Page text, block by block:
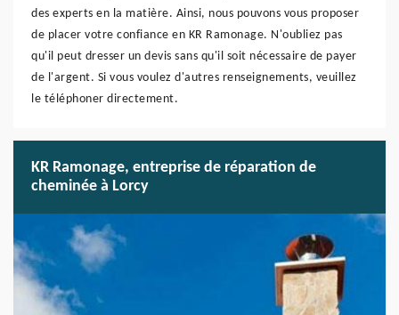
des experts en la matière. Ainsi, nous pouvons vous proposer
de placer votre confiance en KR Ramonage. N'oubliez pas
qu'il peut dresser un devis sans qu'il soit nécessaire de payer
de l'argent. Si vous voulez d'autres renseignements, veuillez
le téléphoner directement.
KR Ramonage, entreprise de réparation de
cheminée à Lorcy